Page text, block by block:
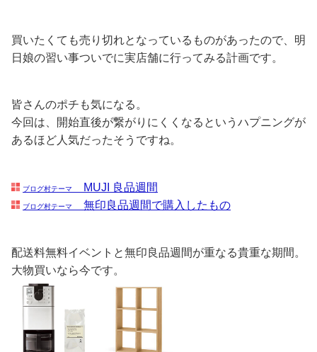
買いたくても売り切れとなっているものがあったので、明
日娘の習い事ついでに実店舗に行ってみる計画です。
皆さんのポチも気になる。
今回は、開始直後が繋がりにくくなるというハプニングが
あるほど人気だったそうですね。
ブログ村テーマ MUJI 良品週間
ブログ村テーマ 無印良品週間で購入したもの
配送料無料イベントと無印良品週間が重なる貴重な期間。
大物買いなら今です。